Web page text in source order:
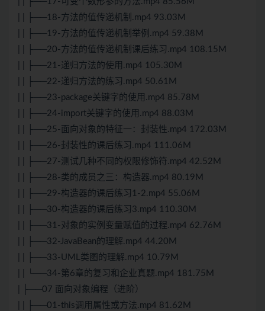
| | ├──18-方法的值传递机制.mp4 93.03M
| | ├──19-方法的值传递机制举例.mp4 59.38M
| | ├──20-方法的值传递机制课后练习.mp4 108.15M
| | ├──21-递归方法的使用.mp4 105.30M
| | ├──22-递归方法的练习.mp4 50.61M
| | ├──23-package关键字的使用.mp4 85.78M
| | ├──24-import关键字的使用.mp4 88.03M
| | ├──25-面向对象的特征一：封装性.mp4 172.03M
| | ├──26-封装性的课后练习.mp4 111.06M
| | ├──27-测试 几种不同的权限修饰符.mp4 42.52M
| | ├──28-类的成员之三：构造器.mp4 80.19M
| | ├──29-构造器的课后练习1-2.mp4 55.06M
| | ├──30-构造器的课后练习3.mp4 110.30M
| | ├──31-对象的实例变量赋值的过程.mp4 62.76M
| | ├──32-JavaBean的理解.mp4 44.20M
| | ├──33-UML类图的理解.mp4 10.79M
| | └──34-第6章的复习和企业真题.mp4 181.75M
| ├──07 面向对象编程（进阶）
| | ├──01-this调用属性或方法.mp4 81.62M